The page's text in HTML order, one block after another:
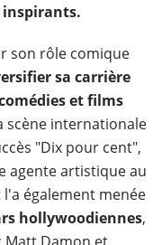
inspirants.
son rôle comique
sa carrière
et films
scène internationale
"Dix pour cent",
agente artistique au
également menée
hollywoodiennes,